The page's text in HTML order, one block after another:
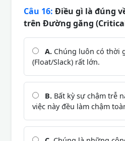
Câu 16: Điều gì là đúng
trên Đường găng
A. Chúng luôn có thời
(Float/Slack) rất lớn.
B. Bất kỳ sự chậm trễ
việc này đều làm chậm